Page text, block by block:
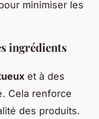
minimiser les
ingrédients
et à des
Cela renforce
des produits.